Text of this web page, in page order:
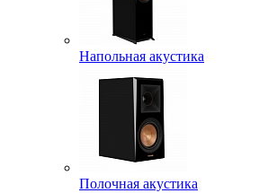
Напольная акустика
Полочная акустика